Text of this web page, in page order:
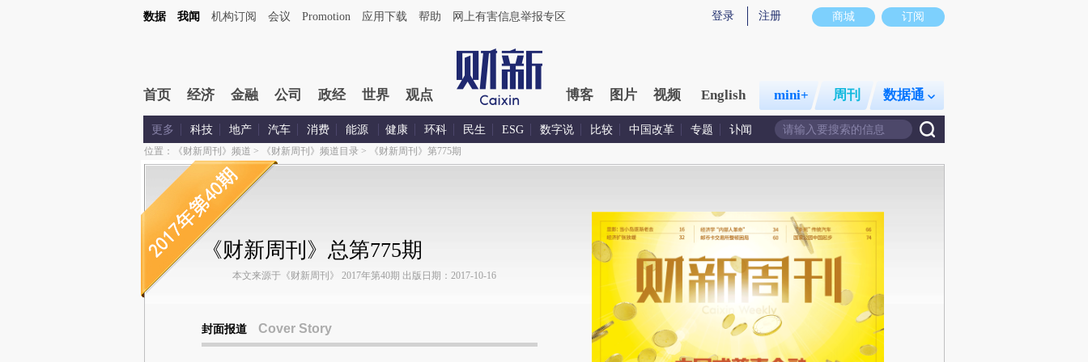
商城 订阅
登录 注册
数据 我闻 机构订阅 会议 Promotion 应用下载 帮助 网上有害信息举报专区
首页 经济 金融 公司 政经 世界 观点 博客 图片 视频 English mini+ 周刊 数据通
更多 科技 地产 汽车 消费 能源 健康 环科 民生 ESG 数字说 比较 中国改革 专题 讣闻
位置： 《财新周刊》频道 > 《财新周刊》频道目录> 《财新周刊》第775期
《财新周刊》总第775期
本文来源于《财新周刊》 2017年第40期 出版日期：2017-10-16
封面报道 Cover Story